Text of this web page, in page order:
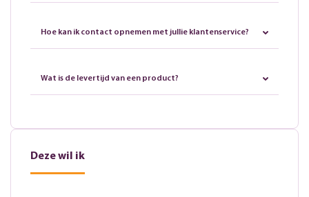
Hoe kan ik contact opnemen met jullie klantenservice?
Wat is de levertijd van een product?
Deze wil ik